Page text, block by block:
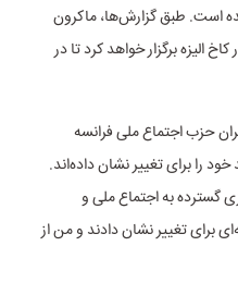
است. طبق گزارش‌ها، ماکرون
الیزه برگزار خواهد کرد تا در
حزب اجتماع ملی فرانسه
را برای تغییر نشان داده‌اند.
گسترده به اجتماع ملی و
برای تغییر نشان دادند و من از